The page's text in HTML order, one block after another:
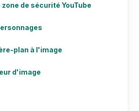
de sécurité YouTube
plan à l'image
d'image